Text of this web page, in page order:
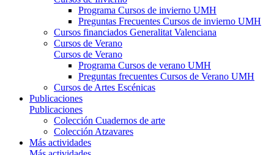
Programa Cursos de invierno UMH
Preguntas Frecuentes Cursos de invierno UMH
Cursos financiados Generalitat Valenciana
Cursos de Verano
Cursos de Verano
Programa Cursos de verano UMH
Preguntas frecuentes Cursos de Verano UMH
Cursos de Artes Escénicas
Publicaciones
Publicaciones
Colección Cuadernos de arte
Colección Atzavares
Más actividades